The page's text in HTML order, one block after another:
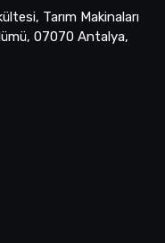
Tarım Makinaları
07070 Antalya,